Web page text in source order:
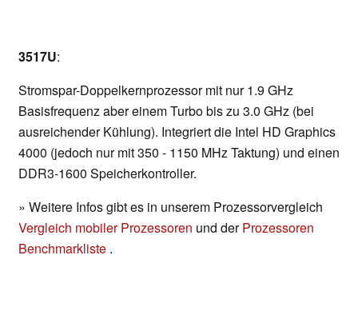
3517U:
Stromspar-Doppelkernprozessor mit nur 1.9 GHz
Basisfrequenz aber einem Turbo bis zu 3.0 GHz (bei
ausreichender Kühlung). Integriert die Intel HD Graphics
4000 (jedoch nur mit 350 - 1150 MHz Taktung) und einen
DDR3-1600 Speicherkontroller.
» Weitere Infos gibt es in unserem Prozessorvergleich
Vergleich mobiler Prozessoren und derProzessoren
Benchmarkliste .